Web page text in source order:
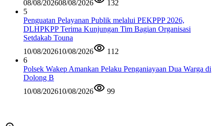
08/08/202608/08/2026
132
5
Penguatan Pelayanan Publik melalui PEKPPP 2026,
DLHPKPP Terima Kunjungan Tim Bagian Organisasi
Setdakab Touna
10/08/202610/08/2026
112
6
Polsek Wakep Amankan Pelaku Penganiayaan Dua Warga di
Dolong B
10/08/202610/08/2026 99